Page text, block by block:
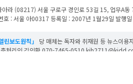
아라 (08217) 서울 구로구 경인로 53길 15,업무A동
호 : 서울 아00317 등록일 : 2007년 1월29일 발행
린보도원칙」
당 매체는 독자와 취재원 등 뉴스이용
충처리인 김인환 070-7465-0510